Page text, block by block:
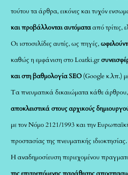
τούτου τα άρθρα, εικόνες και τυχόν
και προβάλλονται αυτόματααπό τρίτες,
Οι ιστοσελίδες αυτές, ως πηγές,
καθώς η εμφάνιση στο Loatki.gr
και στη βαθμολογία SEO (Google κ.λπ.)
Τα πνευματικά δικαιώματα κάθε άρθρου,
αποκλειστικά στους αρχικούς
με τον Νόμο 2121/1993 και την
προστασίας της πνευματικής ιδιοκτησίας.
Η αναδημοσίευση περιεχομένου